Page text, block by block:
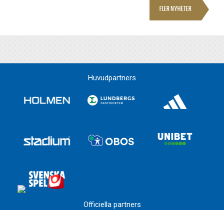
FLER NYHETER
Huvudpartners
Officiella partners